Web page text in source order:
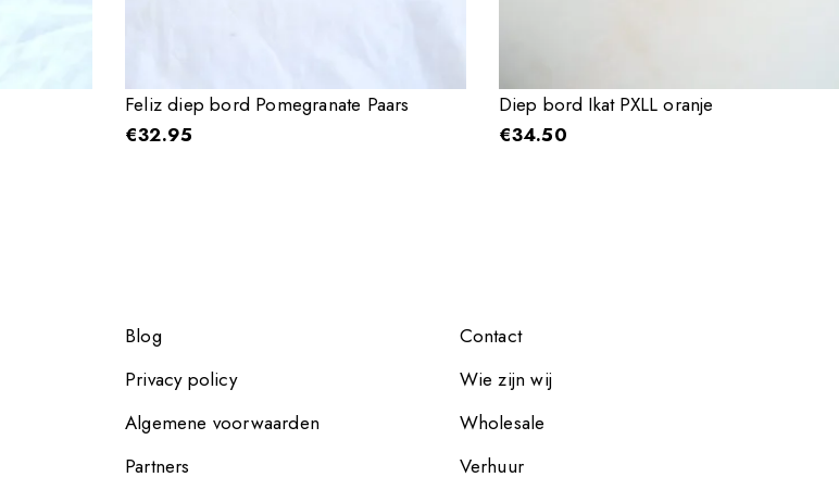
Feliz diep bord Pomegranate Paars
€32.95
Diep bord Ikat PXLL oranje
€34.50
Blog
Privacy policy
Algemene voorwaarden
Partners
Contact
Wie zijn wij
Wholesale
Verhuur